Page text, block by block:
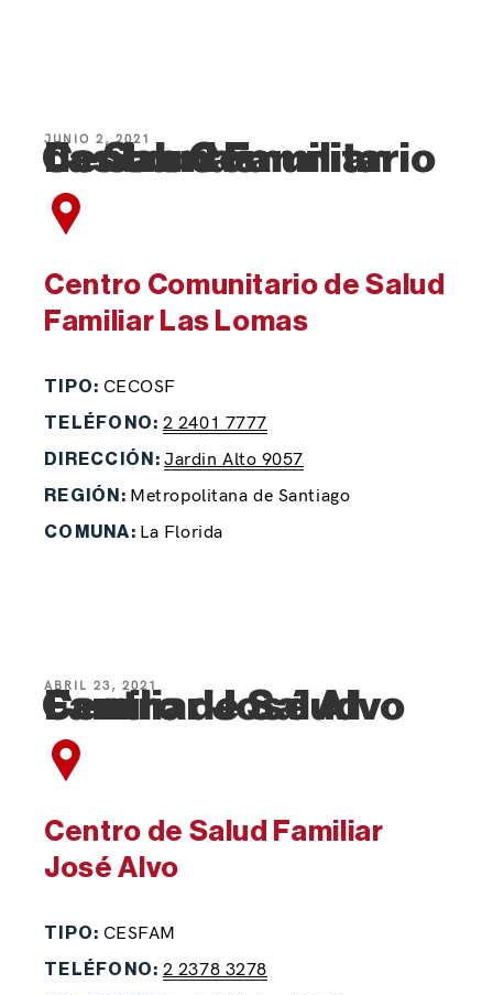
JUNIO 2, 2021
Centro Comunitario de Salud Familiar Las Lomas
Centro Comunitario de Salud
Familiar Las Lomas
TIPO: CECOSF
TELÉFONO: 2 2401 7777
DIRECCIÓN:Jardin Alto 9057
REGIÓN: Metropolitana de Santiago
COMUNA: La Florida
ABRIL 23, 2021
Centro de Salud Familiar José Alvo
Centro de Salud Familiar
José Alvo
TIPO: CESFAM
TELÉFONO: 2 2378 3278